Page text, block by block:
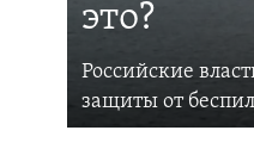
это?
Российские
защиты от